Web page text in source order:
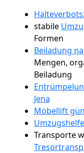
stabile
Formen
Beiladung
Mengen,
Beiladung
Jena
Möbellift
Transporte